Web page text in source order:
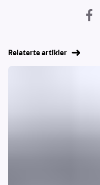
Relaterte artikler